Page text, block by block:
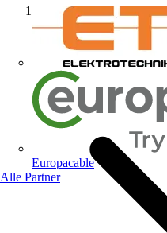
Europacable
Alle Partner
Startseite